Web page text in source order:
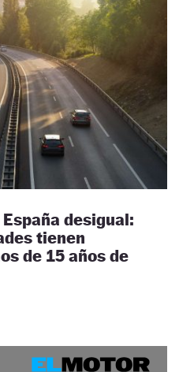
desigual:
tienen
de 15 años de